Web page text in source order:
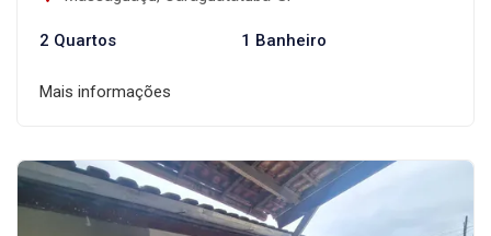
2 Quartos 1 Banheiro
Mais informações